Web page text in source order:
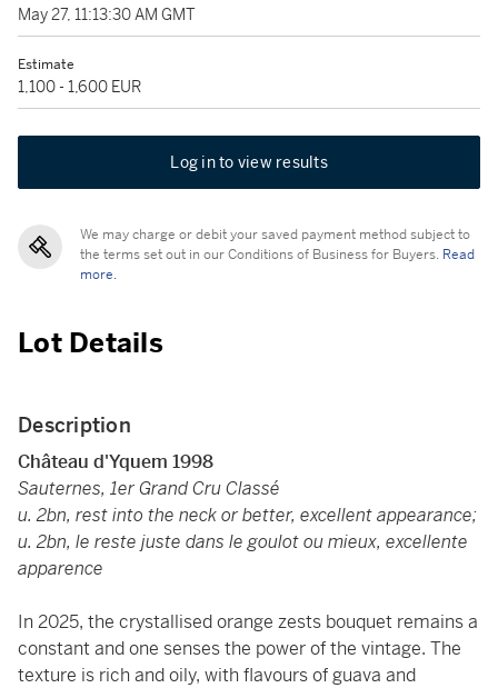
May 27, 11:13:30 AM GMT
Estimate
1,100 - 1,600 EUR
Log in to view results
We may charge or debit your saved payment method subject to
the terms set out in our Conditions of Business for Buyers. Read
more.
Lot Details
Description
Château d'Yquem 1998
Sauternes, 1er Grand Cru Classé
u. 2bn, rest into the neck or better, excellent appearance;
u. 2bn, le reste juste dans le goulot ou mieux, excellente
apparence
In 2025, the crystallised orange zests bouquet remains a
constant and one senses the power of the vintage. The
texture is rich and oily, with flavours of guava and